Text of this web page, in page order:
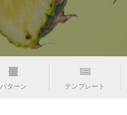
パターン テンプレート